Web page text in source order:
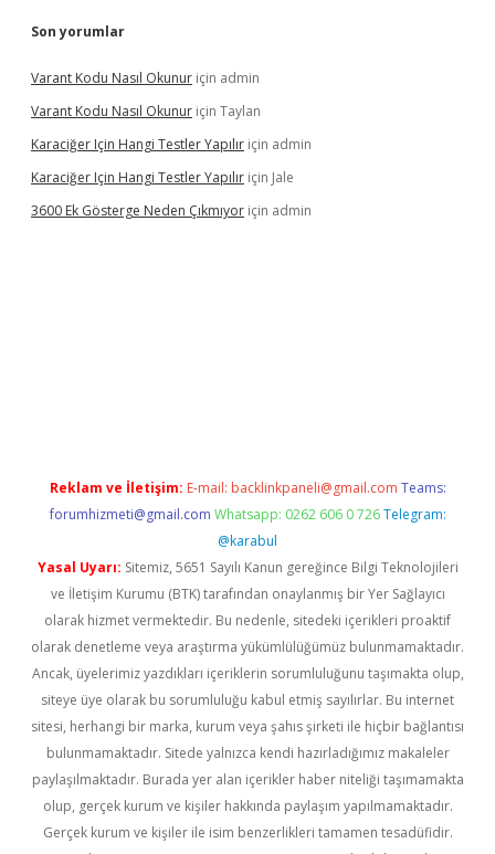
Son yorumlar
Varant Kodu Nasıl Okunur için admin
Varant Kodu Nasıl Okunur için Taylan
Karaciğer Için Hangi Testler Yapılır için admin
Karaciğer Için Hangi Testler Yapılır için Jale
3600 Ek Gösterge Neden Çıkmıyor için admin
Reklam ve İletişim: E-mail: backlinkpaneli@gmail.com Teams:
forumhizmeti@gmail.com Whatsapp: 0262 606 0 726 Telegram:
@karabul
Yasal Uyarı: Sitemiz, 5651 Sayılı Kanun gereğince Bilgi Teknolojileri
ve İletişim Kurumu (BTK) tarafından onaylanmış bir Yer Sağlayıcı
olarak hizmet vermektedir. Bu nedenle, sitedeki içerikleri proaktif
olarak denetleme veya araştırma yükümlülüğümüz bulunmamaktadır.
Ancak, üyelerimiz yazdıkları içeriklerin sorumluluğunu taşımakta olup,
siteye üye olarak bu sorumluluğu kabul etmiş sayılırlar. Bu internet
sitesi, herhangi bir marka, kurum veya şahıs şirketi ile hiçbir bağlantısı
bulunmamaktadır. Sitede yalnızca kendi hazırladığımız makaleler
paylaşılmaktadır. Burada yer alan içerikler haber niteliği taşımamakta
olup, gerçek kurum ve kişiler hakkında paylaşım yapılmamaktadır.
Gerçek kurum ve kişiler ile isim benzerlikleri tamamen tesadüfidir.